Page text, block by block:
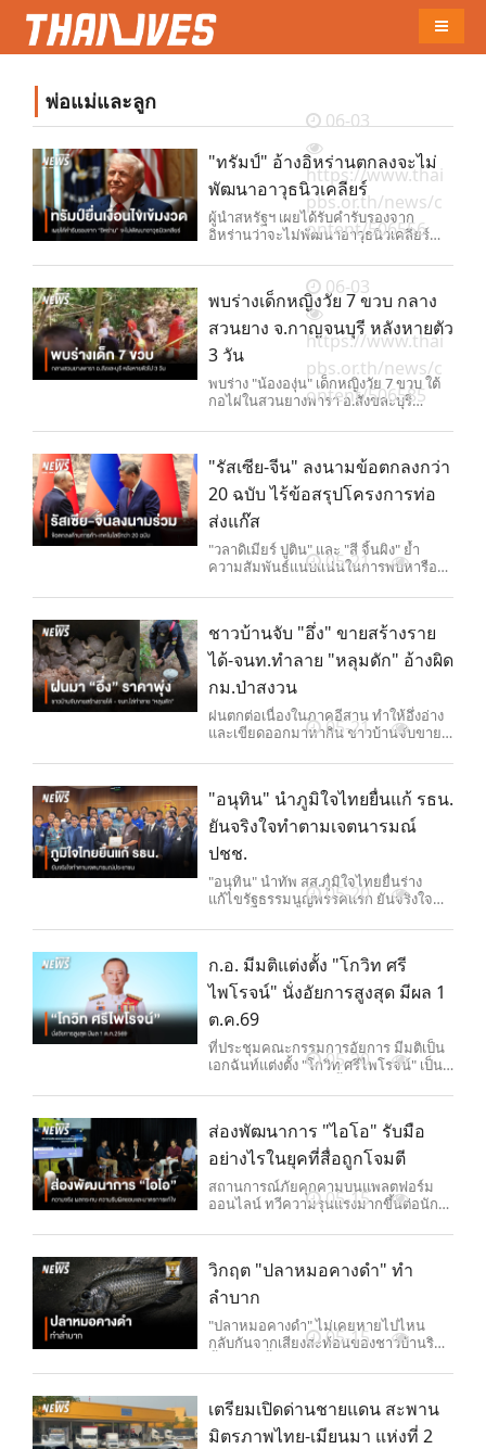
พ่อแม่และลูก
"ทรัมป์" อ้างอิหร่านตกลงจะไม่
พัฒนาอาวุธนิวเคลียร์
ผู้นำสหรัฐฯ เผยได้รับคำรับรองจาก
อิหร่านว่าจะไม่พัฒนาอาวุธนิวเคลียร์
งวดกว่าเดิมให้อิหร่านพิจารณา
06-03
https://www.thai
pbs.or.th/news/c
ontent/506556
พบร่างเด็กหญิงวัย 7 ขวบ กลาง
สวนยาง จ.กาญจนบุรี หลังหายตัว
3 วัน
พบร่าง "น้ององุ่น" เด็กหญิงวัย 7 ขวบ ใต้
กอไผ่ในสวนยางพารา อ.สังขละบุรี
เร่งส่งชันสูตรหาสาเหตุการเสียชีวิต พร้อม
ถูกควบคุมตัวไว้
06-03
https://www.thai
pbs.or.th/news/c
ontent/506585
"รัสเซีย-จีน" ลงนามข้อตกลงกว่า
20 ฉบับ ไร้ข้อสรุปโครงการท่อ
ส่งแก๊ส
"วลาดิเมียร์ ปูติน" และ "สี จิ้นผิง" ย้ำ
ความสัมพันธ์แนบแน่นในการพบหารือที่
ระหว่างกันมากกว่า 20 ฉบับ แต่กลับไม่มี
ความคืบหน้าโครงการท่อส่งแก๊ส
05-21
ชาวบ้านจับ "อึ่ง" ขายสร้างราย
ได้-จนท.ทำลาย "หลุมดัก" อ้างผิด
กม.ป่าสงวน
ฝนตกต่อเนื่องในภาคอีสาน ทำให้อึ่งอ่าง
และเขียดออกมาหากิน ชาวบ้านจับขาย
นครราชสีมาสนธิกำลังบุกทำลาย "หลุม
ดักอึ่ง" ในเขตป่าสงวน เพื่อป้องกันการ
ลักลอบจับสัตว์จนกระทบธรรมชาติและ
เสี่ยงสูญพันธุ์
05-21
"อนุทิน" นำภูมิใจไทยยื่นแก้ รธน.
ยันจริงใจทำตามเจตนารมณ์
ปชช.
"อนุทิน" นำทัพ สส.ภูมิใจไทยยื่นร่าง
แก้ไขรัฐธรรมนูญพรรคแรก ยันจริงใจทำ
บิดเบือน ชี้เป็นอำนาจ สส.-สว.กำหนด
ทิศทาง ไม่กังวลถูกใช้ต่อรองการเมือง
มั่นใจ สส.ภูมิใจไทยทุกคนมีเจตนาให้
รัฐธรรมนูญฉบับนี้เป็นประโยชน์ต่อ
ประเทศ ประชาชน
05-20
ก.อ. มีมติแต่งตั้ง "โกวิท ศรี
ไพโรจน์" นั่งอัยการสูงสุด มีผล 1
ต.ค.69
ที่ประชุมคณะกรรมการอัยการ มีมติเป็น
เอกฉันท์แต่งตั้ง "โกวิท ศรีไพโรจน์" เป็น
ต.ค.2569 เป็นต้นไป
05-20
ส่องพัฒนาการ "ไอโอ" รับมือ
อย่างไรในยุคที่สื่อถูกโจมตี
สถานการณ์ภัยคุกคามบนแพลตฟอร์ม
ออนไลน์ ทวีความรุนแรงมากขึ้นต่อนัก
ตั้งคำถามถึงประเด็นความขัดแย้ง
และความก้าวหน้ามาตรการแก้ปัญหา
ของภาครัฐ-องค์กรภาคสังคม
05-15
วิกฤต "ปลาหมอคางดำ" ทำ
ลำบาก
"ปลาหมอคางดำ" ไม่เคยหายไปไหน
กลับกันจากเสียงสะท้อนของชาวบ้านริม
เดิม ถึงขนาดที่ว่า ปลาหมอคางดำอาจ
กลายเป็นหมัดน็อก เสยเข้าปลายคาง
รัฐบาลเสียเอง
05-15
เตรียมเปิดด่านชายแดน สะพาน
มิตรภาพไทย-เมียนมา แห่งที่ 2